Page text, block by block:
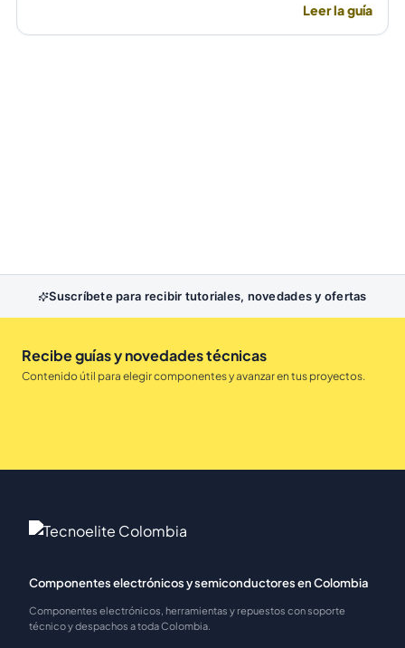
Leer la guía
Suscríbete para recibir tutoriales, novedades y ofertas
Recibe guías y novedades técnicas
Contenido útil para elegir componentes y avanzar en tus proyectos.
Componentes electrónicos y semiconductores en Colombia
Componentes electrónicos, herramientas y repuestos con soporte
técnico y despachos a toda Colombia.